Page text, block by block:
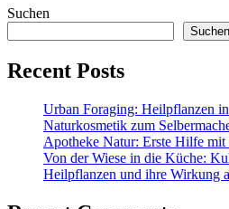
Suchen
Suchen
Recent Posts
Urban Foraging: Heilpflanzen
Naturkosmetik zum
Apotheke Natur: Erste Hilfe
Von der Wiese in die Küche:
Heilpflanzen und ihre Wirkung